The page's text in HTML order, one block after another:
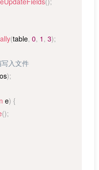
(table, 0, 1 , 3);
入文件
);
e) {
();